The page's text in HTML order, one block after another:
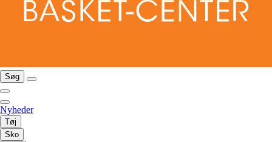
Søg
Nyheder
Tøj
Sko